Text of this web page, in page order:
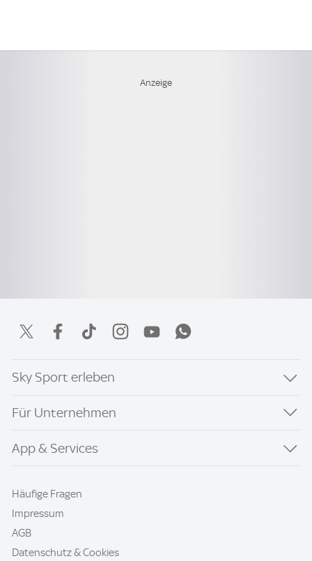
Sky Sport erleben
Für Unternehmen
App & Services
Häufige Fragen
Impressum
AGB
Datenschutz & Cookies